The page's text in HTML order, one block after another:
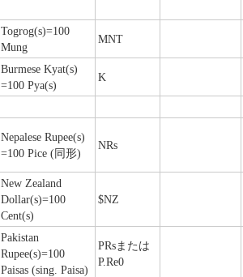
Togrog(s)=100
Mung
MNT
Burmese Kyat(s)
=100 Pya(s)
K
Nepalese Rupee(s)
=100 Pice (同形)
NRs
New Zealand
Dollar(s)=100
Cent(s)
$NZ
Pakistan
Rupee(s)=100
Paisas (sing. Paisa)
PRsまたは
P.Re0